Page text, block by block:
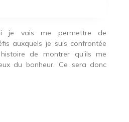
je vais me permettre de
auxquels je suis confrontée
de montrer qu’ils me
du bonheur. Ce sera donc